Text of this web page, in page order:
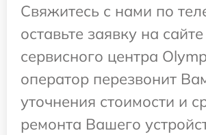
Свяжитесь с нами по
оставьте заявку на сайте
сервисного центра
оператор перезвонит
уточнения стоимости и
ремонта Вашего